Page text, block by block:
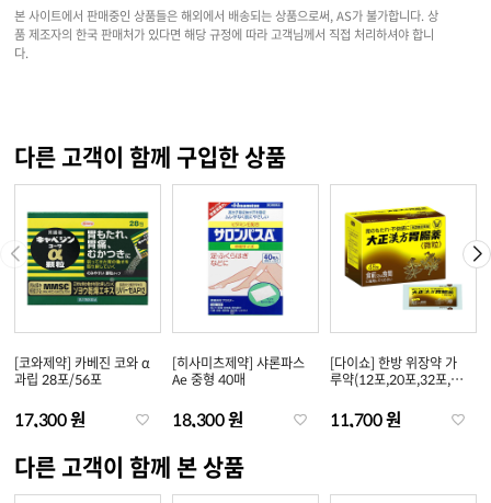
본 사이트에서 판매중인 상품들은 해외에서 배송되는 상품으로써, AS가 불가합니다. 상
품 제조자의 한국 판매처가 있다면 해당 규정에 따라 고객님께서 직접 처리하셔야 합니
다.
다른 고객이 함께 구입한 상품
[코와제약] 카베진 코와 α
과립 28포/56포
17,300 원
[히사미츠제약] 샤론파스
Ae 중형 40매
18,300 원
[다이쇼] 한방 위장약 가
루약(12포,20포,32포,48
11,700 원
다른 고객이 함께 본 상품